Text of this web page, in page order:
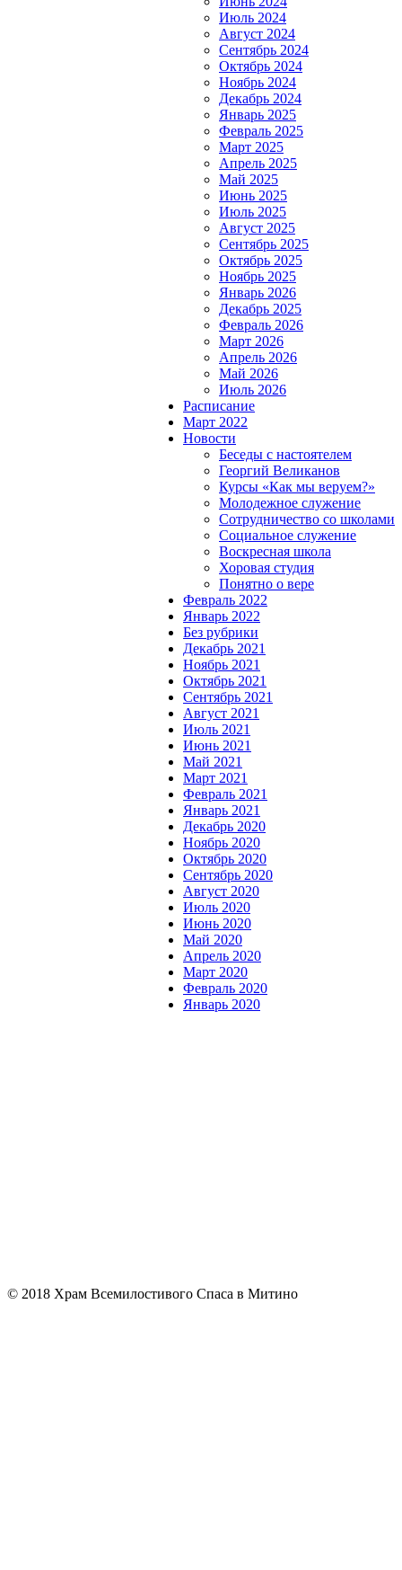
Июль 2024
Август 2024
Сентябрь 2024
Октябрь 2024
Ноябрь 2024
Декабрь 2024
Январь 2025
Февраль 2025
Март 2025
Апрель 2025
Май 2025
Июнь 2025
Июль 2025
Август 2025
Сентябрь 2025
Октябрь 2025
Ноябрь 2025
Январь 2026
Декабрь 2025
Февраль 2026
Март 2026
Апрель 2026
Май 2026
Июль 2026
Расписание
Март 2022
Новости
Беседы с настоятелем
Георгий Великанов
Курсы «Как мы веруем?»
Молодежное служение
Сотрудничество со школами
Социальное служение
Воскресная школа
Хоровая студия
Понятно о вере
Февраль 2022
Январь 2022
Без рубрики
Декабрь 2021
Ноябрь 2021
Октябрь 2021
Сентябрь 2021
Август 2021
Июль 2021
Июнь 2021
Май 2021
Март 2021
Февраль 2021
Январь 2021
Декабрь 2020
Ноябрь 2020
Октябрь 2020
Сентябрь 2020
Август 2020
Июль 2020
Июнь 2020
Май 2020
Апрель 2020
Март 2020
Февраль 2020
Январь 2020
© 2018 Храм Всемилостивого Спаса в Митино